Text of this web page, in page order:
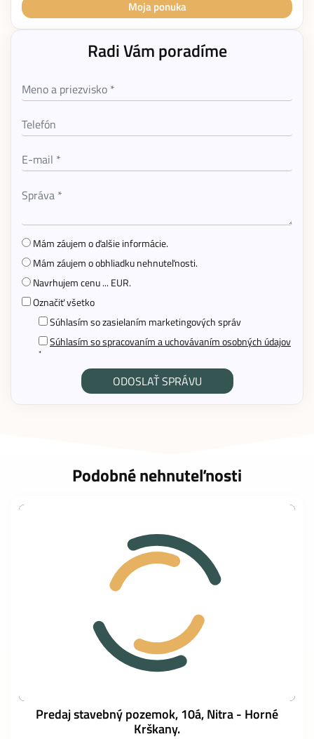
Moja ponuka
Radi Vám poradíme
Mám záujem o ďalšie informácie.
Mám záujem o obhliadku nehnuteľnosti.
Navrhujem cenu ... EUR.
Označiť všetko
Súhlasím so zasielaním marketingových správ
Súhlasím so spracovaním a uchovávaním osobných údajov
*
Podobné nehnuteľnosti
Predaj stavebný pozemok, 10á, Nitra - Horné
Krškany.